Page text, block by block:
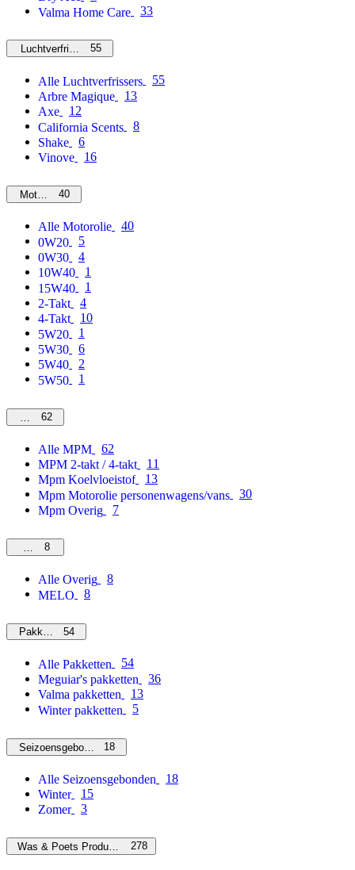
Valma Home Care
33
Luchtverfrissers55
Alle Luchtverfrissers
55
Arbre Magique
13
Axe
12
California Scents
8
Shake
6
Vinove
16
Motorolie40
Alle Motorolie
40
0W20
5
0W30
4
10W40
1
15W40
1
2-Takt
4
4-Takt
10
5W20
1
5W30
6
5W40
2
5W50
1
MPM62
Alle MPM
62
MPM 2-takt / 4-takt
11
Mpm Koelvloeistof
13
Mpm Motorolie personenwagens/vans
30
Mpm Overig
7
Overig
8
Alle Overig
8
MELO
8
Pakketten54
Alle Pakketten
54
Meguiar's pakketten
36
Valma pakketten
13
Winter pakketten
5
Seizoensgebonden18
Alle Seizoensgebonden
18
Winter
15
Zomer
3
Was & Poets Producten 278